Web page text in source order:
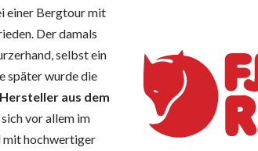
einer Bergtour mit
Der damals
selbst ein
später wurde die
Hersteller aus dem
vor allem im
mit hochwertiger